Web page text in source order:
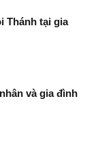
Thánh tại gia
và gia đình